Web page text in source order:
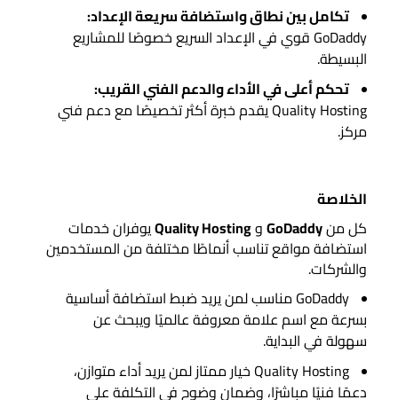
تكامل بين نطاق واستضافة سريعة الإعداد:
GoDaddy قوي في الإعداد السريع خصوصًا للمشاريع
البسيطة.
تحكم أعلى في الأداء والدعم الفني القريب:
Quality Hosting يقدم خبرة أكثر تخصيصًا مع دعم فني
مركز.
الخلاصة
كل منGoDaddyوQuality Hostingيوفران خدمات
استضافة مواقع تناسب أنماطًا مختلفة من المستخدمين
والشركات.
GoDaddy مناسب لمن يريد ضبط استضافة أساسية
بسرعة مع اسم علامة معروفة عالميًا ويبحث عن
سهولة في البداية.
Quality Hosting خيار ممتاز لمن يريد أداء متوازن،
دعمًا فنيًا مباشرًا، وضمان وضوح في التكلفة على